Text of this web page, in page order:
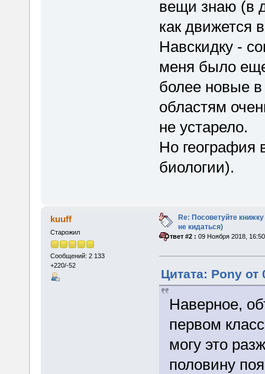
вещи знаю (в
как движется
Навскидку -
меня было
более новые
областям
не устарело.
Но география
биологии).
kuuff
Старожил
Сообщений: 2 133
+220/-52
Re: Посоветуйте
не кидаться)
«Ответ #2 : 09 Ноября 2018,
Цитата: Pony от
Наверное,
первом
могу это
половину